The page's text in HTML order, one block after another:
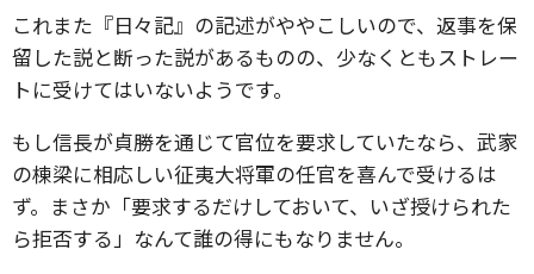
これまた『日々記』の記述がややこしいので、返事を保
留した説と断った説があるものの、少なくともストレー
トに受けてはいないようです。
もし信長が貞勝を通じて官位を要求していたなら、武家
の棟梁に相応しい征夷大将軍の任官を喜んで受けるは
ず。まさか「要求するだけしておいて、いざ授けられた
ら拒否する」なんて誰の得にもなりません。